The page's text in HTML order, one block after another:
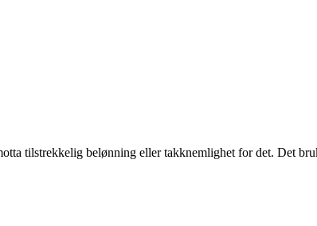
tilstrekkelig belønning eller takknemlighet for det. Det